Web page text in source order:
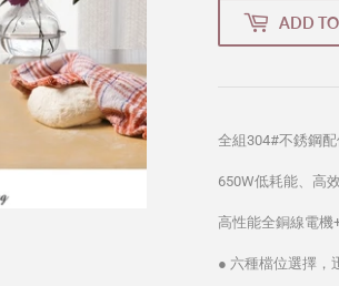
ADD
全組304#不銹鋼配
650W低耗能、高
高性能全銅線電機
● 六種檔位選擇，